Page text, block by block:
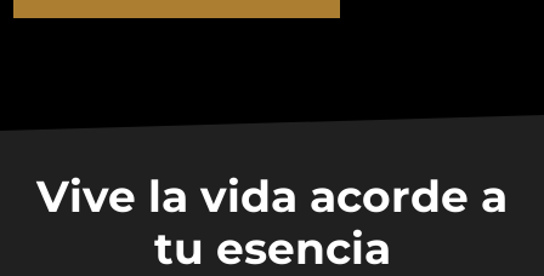
Vive la vida acorde a
tu esencia